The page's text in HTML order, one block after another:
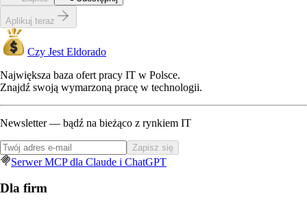
Aplikuj teraz
Czy Jest Eldorado
Największa baza ofert pracy IT w Polsce.
Znajdź swoją wymarzoną pracę w technologii.
Newsletter — bądź na bieżąco z rynkiem IT
Zapisz się
Serwer MCP dla Claude i ChatGPT
Dla firm